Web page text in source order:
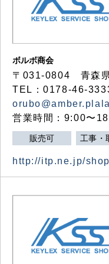
ボルボ商会
〒031-0804 青森
TEL：0178-46-
営業時間：9:00〜
販売可 工事・
http://itp.ne.jp/